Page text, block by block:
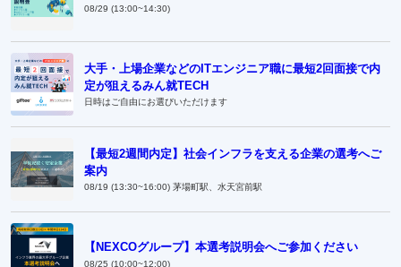
08/29 (13:00~14:30)
大手・上場企業などのITエンジニア職に最短2回面接で内
定が狙えるみん就TECH
日時はご自由にお選びいただけます
【最短2週間内定】社会インフラを支える企業の選考へご
案内
08/19 (13:30~16:00) 茅場町駅、水天宮前駅
【NEXCOグループ】本選考説明会へご参加ください
08/25 (10:00~12:00)